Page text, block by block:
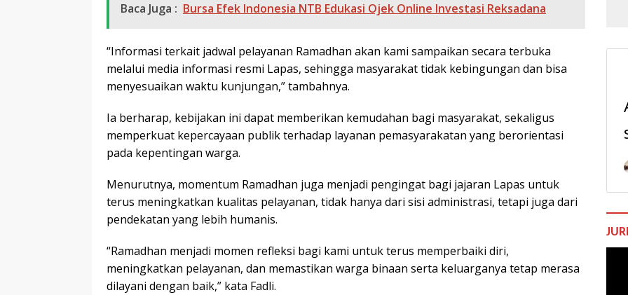
Baca Juga : Bursa Efek Indonesia NTB Edukasi Ojek Online Investasi Reksadana
“Informasi terkait jadwal pelayanan Ramadhan akan kami sampaikan secara terbuka
melalui media informasi resmi Lapas, sehingga masyarakat tidak kebingungan dan bisa
menyesuaikan waktu kunjungan,” tambahnya.
Ia berharap, kebijakan ini dapat memberikan kemudahan bagi masyarakat, sekaligus
memperkuat kepercayaan publik terhadap layanan pemasyarakatan yang berorientasi
pada kepentingan warga.
Menurutnya, momentum Ramadhan juga menjadi pengingat bagi jajaran Lapas untuk
terus meningkatkan kualitas pelayanan, tidak hanya dari sisi administrasi, tetapi juga dari
pendekatan yang lebih humanis.
“Ramadhan menjadi momen refleksi bagi kami untuk terus memperbaiki diri,
meningkatkan pelayanan, dan memastikan warga binaan serta keluarganya tetap merasa
dilayani dengan baik,” kata Fadli.